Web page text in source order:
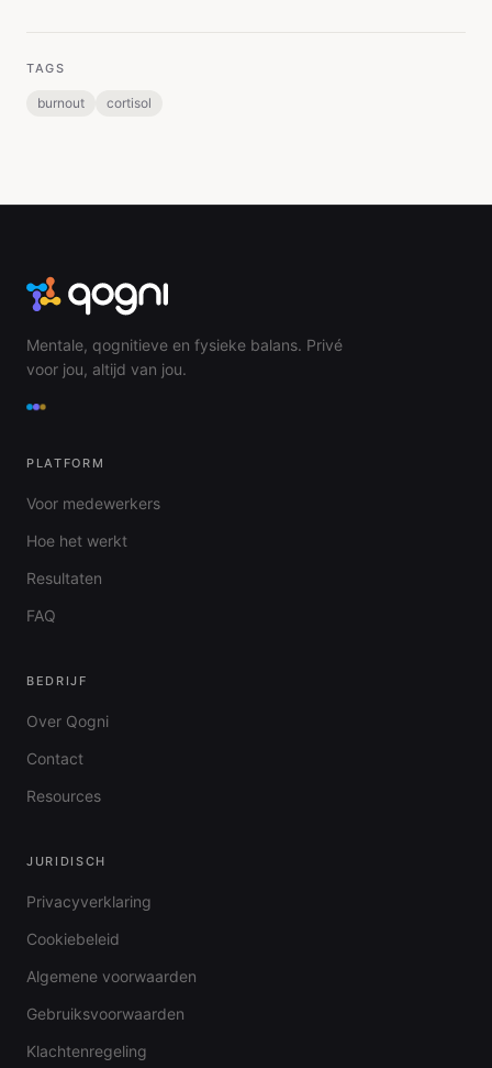
TAGS
burnout cortisol
Mentale, qognitieve en fysieke balans. Privé
voor jou, altijd van jou.
PLATFORM
Voor medewerkers
Hoe het werkt
Resultaten
FAQ
BEDRIJF
Over Qogni
Contact
Resources
JURIDISCH
Privacyverklaring
Cookiebeleid
Algemene voorwaarden
Gebruiksvoorwaarden
Klachtenregeling